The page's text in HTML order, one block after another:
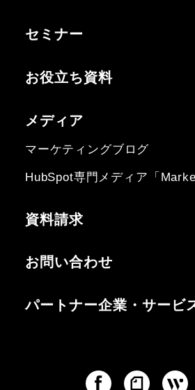
セミナー
お役立ち資料
メディア
マーケティングブログ
HubSpot専門メディア「
資料請求
お問い合わせ
パートナー企業・サービ